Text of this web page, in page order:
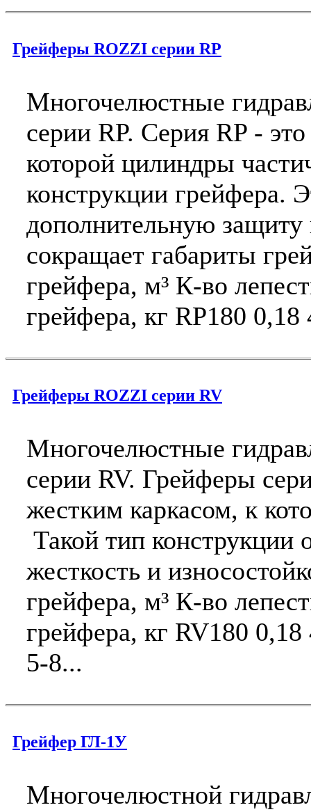
Грейферы ROZZI серии RP
Многочелюстные
серии RP. Серия RP -
которой цилиндры
конструкции грейфера.
дополнительную защиту
сокращает габариты
грейфера, м³ К-во
грейфера, кг RP180
Грейферы ROZZI серии RV
Многочелюстные
серии RV. Грейферы
жестким каркасом, к
Такой тип конструкции
жесткость и
грейфера, м³ К-во
грейфера, кг RV180
5-8...
Грейфер ГЛ-1У
Многочелюстной